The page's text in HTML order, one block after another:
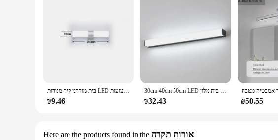
range of customers. Whether you're looking to stock up for your retail store or
בית מודרני קיר מנורות LED סופר בהיר ארוך רצועות Led מראה אור מקורה Decors אקריליק אורות לאמבטיה שינה
₪9.46
30cm 40cm 50cm LED קיר מנורת חדר אמבטיה מראה אור מקורה בית מלון Decors אקריליק סופר בהיר ארוך רצועות קיר מראה אור
₪32.43 ₪50.55
Here are the products found in the אורות תקרה